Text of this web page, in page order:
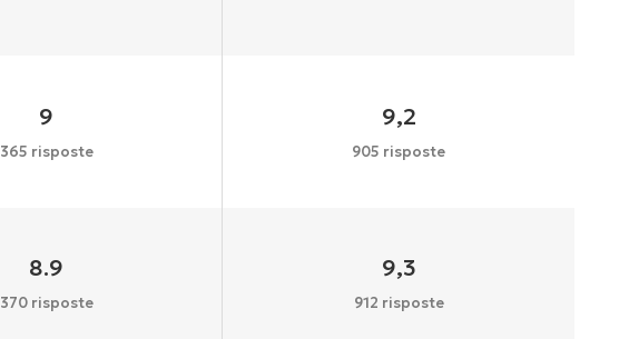
9
365 risposte
9,2
905 risposte
8.9
370 risposte
9,3
912 risposte